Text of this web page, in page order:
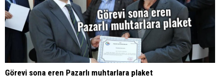
Görevi sona eren Pazarlı muhtarlara plaket